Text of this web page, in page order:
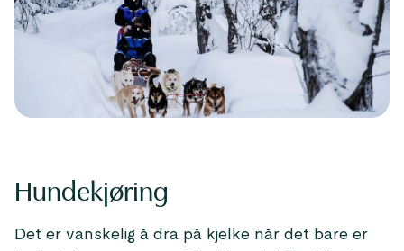
Hundekjøring
Det er vanskelig å dra på kjelke når det bare er